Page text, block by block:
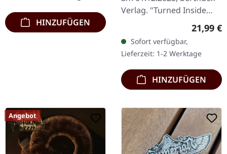
HINZUFÜGEN
(German) | BOOK
Verlag. "Turned Inside
Out: The Official Story Of
Obituary" erscheint als
deutschsprachiges…
21,99 €
Sofort verfügbar,
Lieferzeit: 1-2 Werktage
HINZUFÜGEN
Angebot